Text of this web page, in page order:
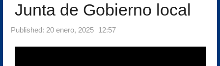
Junta de Gobierno local
Published: 20 enero, 2025 12:57